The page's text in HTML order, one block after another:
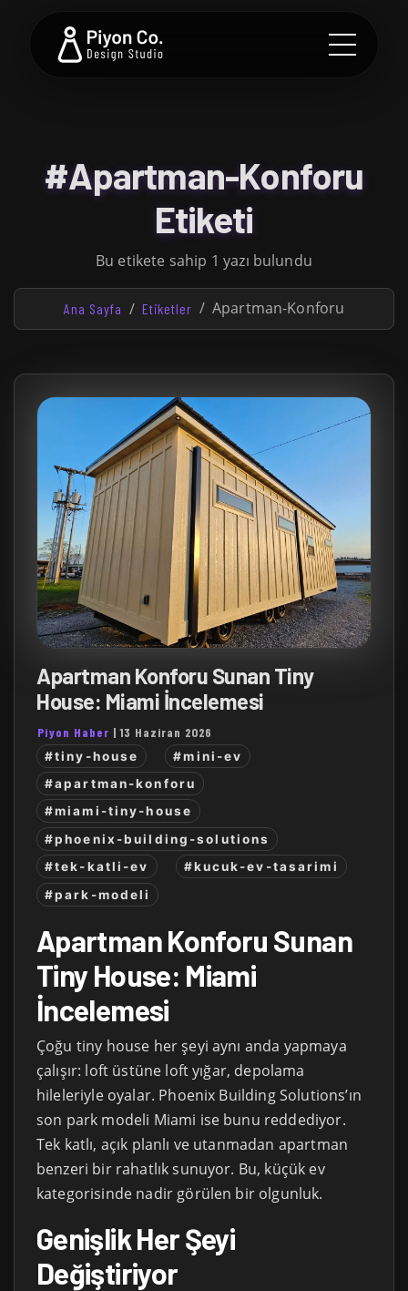
#Apartman-Konforu
Etiketi
Bu etikete sahip 1 yazı bulundu
Ana Sayfa Etiketler Apartman-Konforu
Apartman Konforu Sunan Tiny
House: Miami İncelemesi
Piyon Haber |13 Haziran 2026
#tiny-house
#mini-ev
#apartman-konforu
#miami-tiny-house
#phoenix-building-solutions
#tek-katli-ev
#kucuk-ev-tasarimi
#park-modeli
Apartman Konforu Sunan
Tiny House: Miami
İncelemesi
Çoğu tiny house her şeyi aynı anda yapmaya
çalışır: loft üstüne loft yığar, depolama
hileleriyle oyalar. Phoenix Building Solutions’ın
son park modeli Miami ise bunu reddediyor.
Tek katlı, açık planlı ve utanmadan apartman
benzeri bir rahatlık sunuyor. Bu, küçük ev
kategorisinde nadir görülen bir olgunluk.
Genişlik Her Şeyi
Değiştiriyor